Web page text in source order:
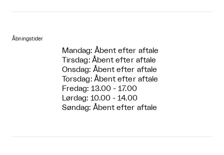
Åbningstider
Mandag: Åbent efter aftale
Tirsdag: Åbent efter aftale
Onsdag: Åbent efter aftale
Torsdag: Åbent efter aftale
Fredag: 13.00 - 17.00
Lørdag: 10.00 - 14.00
Søndag: Åbent efter aftale